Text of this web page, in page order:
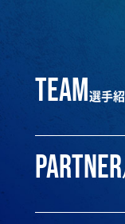
team選手
partner